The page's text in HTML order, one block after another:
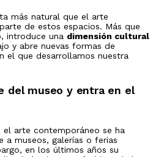
más natural que el arte
de estos espacios. Más que
introduce una dimensión cultural
y abre nuevas formas de
el que desarrollamos nuestra
del museo y entra en el
arte contemporáneo se ha
a museos, galerías o ferias
en los últimos años su